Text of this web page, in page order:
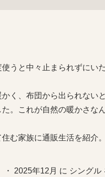
うと中々止まられずにい
く、布団から出られない
。これが自然の暖かさな
む家族に通販生活を紹介
・ 2025年12月 に シングル